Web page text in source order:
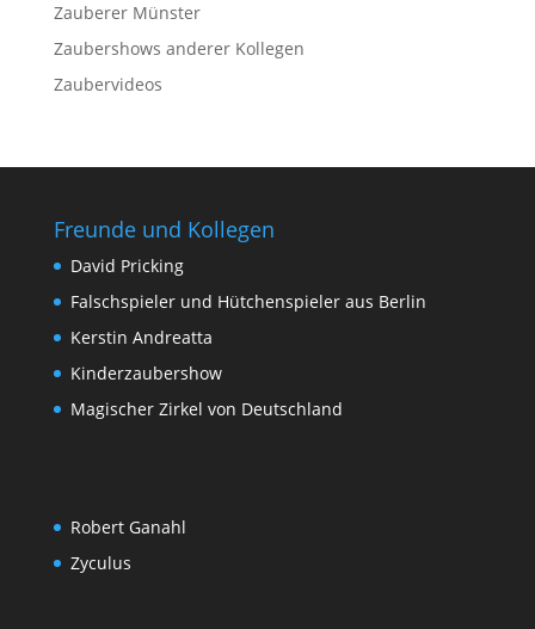
Zauberer Münster
Zaubershows anderer Kollegen
Zaubervideos
Freunde und Kollegen
David Pricking
Falschspieler und Hütchenspieler aus Berlin
Kerstin Andreatta
Kinderzaubershow
Magischer Zirkel von Deutschland
Robert Ganahl
Zyculus